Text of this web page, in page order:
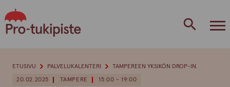
to
content
20.02.2025 TAMPERE 15:00 - 19:00
ETUSIVU PALVELUKALENTERI TAMPEREEN YKSIKÖN DROP-IN.